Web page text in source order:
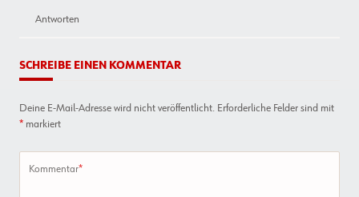
Antworten
SCHREIBE EINEN KOMMENTAR
Deine E-Mail-Adresse wird nicht veröffentlicht. Erforderliche Felder sind mit
* markiert
Kommentar*